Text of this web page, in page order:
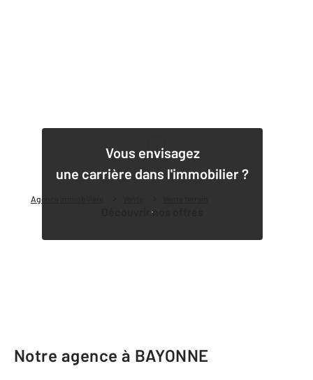
Agence immobilière
Vous envisagez
une carrière dans l'immobilier ?
Découvrir nos offres
Notre agence à BAYONNE